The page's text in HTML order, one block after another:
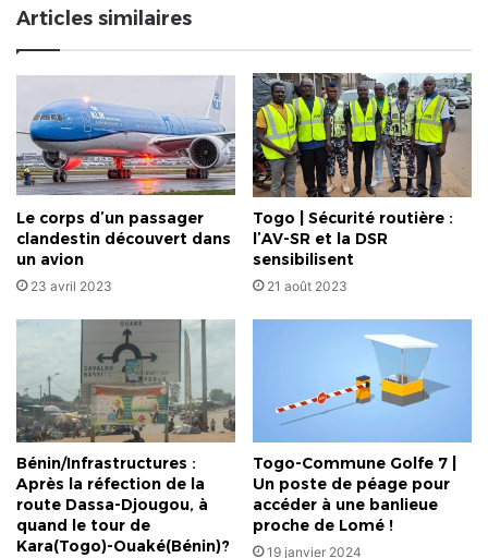
jours
Articles similaires
Le corps d’un passager
clandestin découvert dans
un avion
23 avril 2023
Togo | Sécurité routière :
l’AV-SR et la DSR
sensibilisent
21 août 2023
Bénin/Infrastructures :
Après la réfection de la
route Dassa-Djougou, à
quand le tour de
Kara(Togo)-Ouaké(Bénin)?
Togo-Commune Golfe 7 |
Un poste de péage pour
accéder à une banlieue
proche de Lomé !
19 janvier 2024